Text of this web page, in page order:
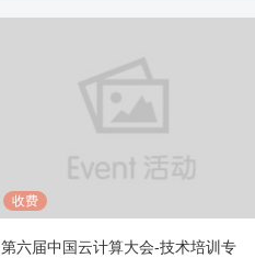
收费
第六届中国云计算大会-技术培训专